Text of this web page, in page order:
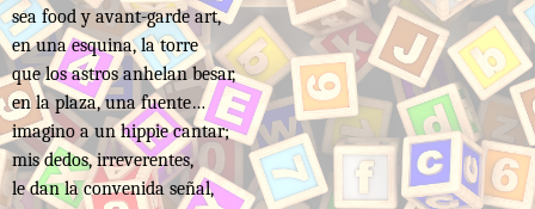
sea food y avant-garde art,
en una esquina, la torre
que los astros anhelan besar,
en la plaza, una fuente…
imagino a un hippie cantar;
mis dedos, irreverentes,
le dan la convenida señal,